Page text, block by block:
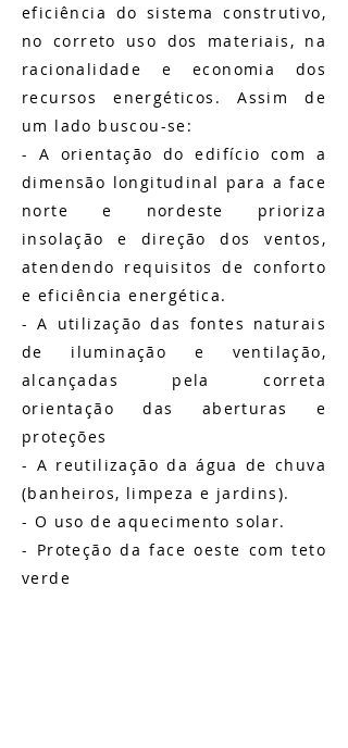
eficiência do sistema construtivo,
no correto uso dos materiais, na
racionalidade e economia dos
recursos energéticos. Assim de
um lado buscou-se:
- A orientação do edifício com a
dimensão longitudinal para a face
norte e nordeste prioriza
insolação e direção dos ventos,
atendendo requisitos de conforto
e eficiência energética.
- A utilização das fontes naturais
de iluminação e ventilação,
alcançadas pela correta
orientação das aberturas e
proteções
- A reutilização da água de chuva
(banheiros, limpeza e jardins).
- O uso de aquecimento solar.
- Proteção da face oeste com teto
verde